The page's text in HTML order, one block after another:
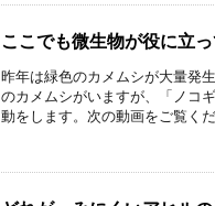
ここでも微生物が役に立
昨年は緑色のカメムシが大量発
のカメムシがいますが、「ノコ
動をします。次の動画をご覧く